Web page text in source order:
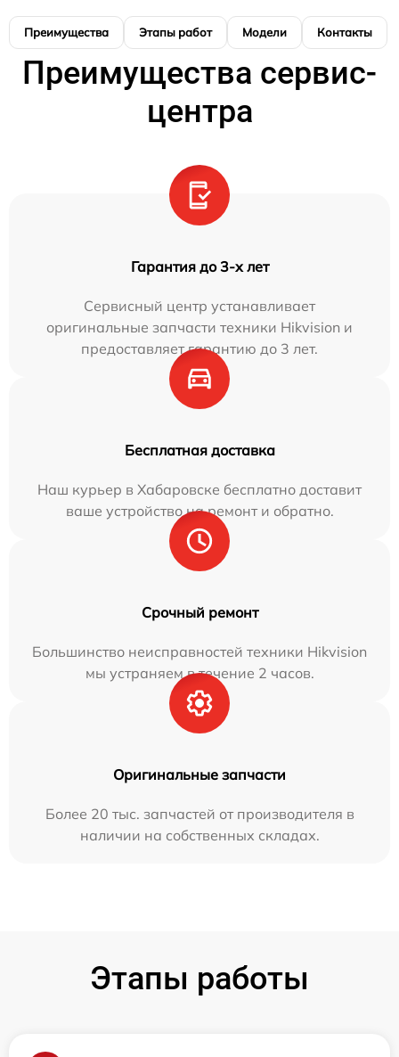
Преимущества Этапы работ Модели Контакты
Преимущества сервис-
центра
Гарантия до 3-х лет
Сервисный центр устанавливает
оригинальные запчасти техники Hikvision и
предоставляет гарантию до 3 лет.
Бесплатная доставка
Наш курьер в Хабаровске бесплатно доставит
ваше устройство на ремонт и обратно.
Срочный ремонт
Большинство неисправностей техники Hikvision
мы устраняем в течение 2 часов.
Оригинальные запчасти
Более 20 тыс. запчастей от производителя в
наличии на собственных складах.
Этапы работы